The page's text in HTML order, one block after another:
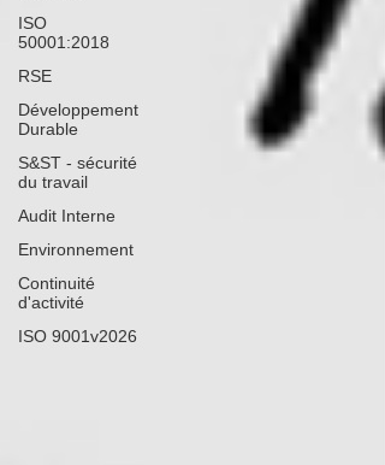
ISO
50001:2018
RSE
Développement
Durable
S&ST - sécurité
du travail
Audit Interne
Environnement
Continuité
d'activité
ISO 9001v2026